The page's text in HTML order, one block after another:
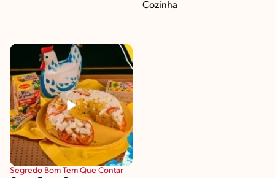
Cozinha
Segredo Bom Tem Que Contar